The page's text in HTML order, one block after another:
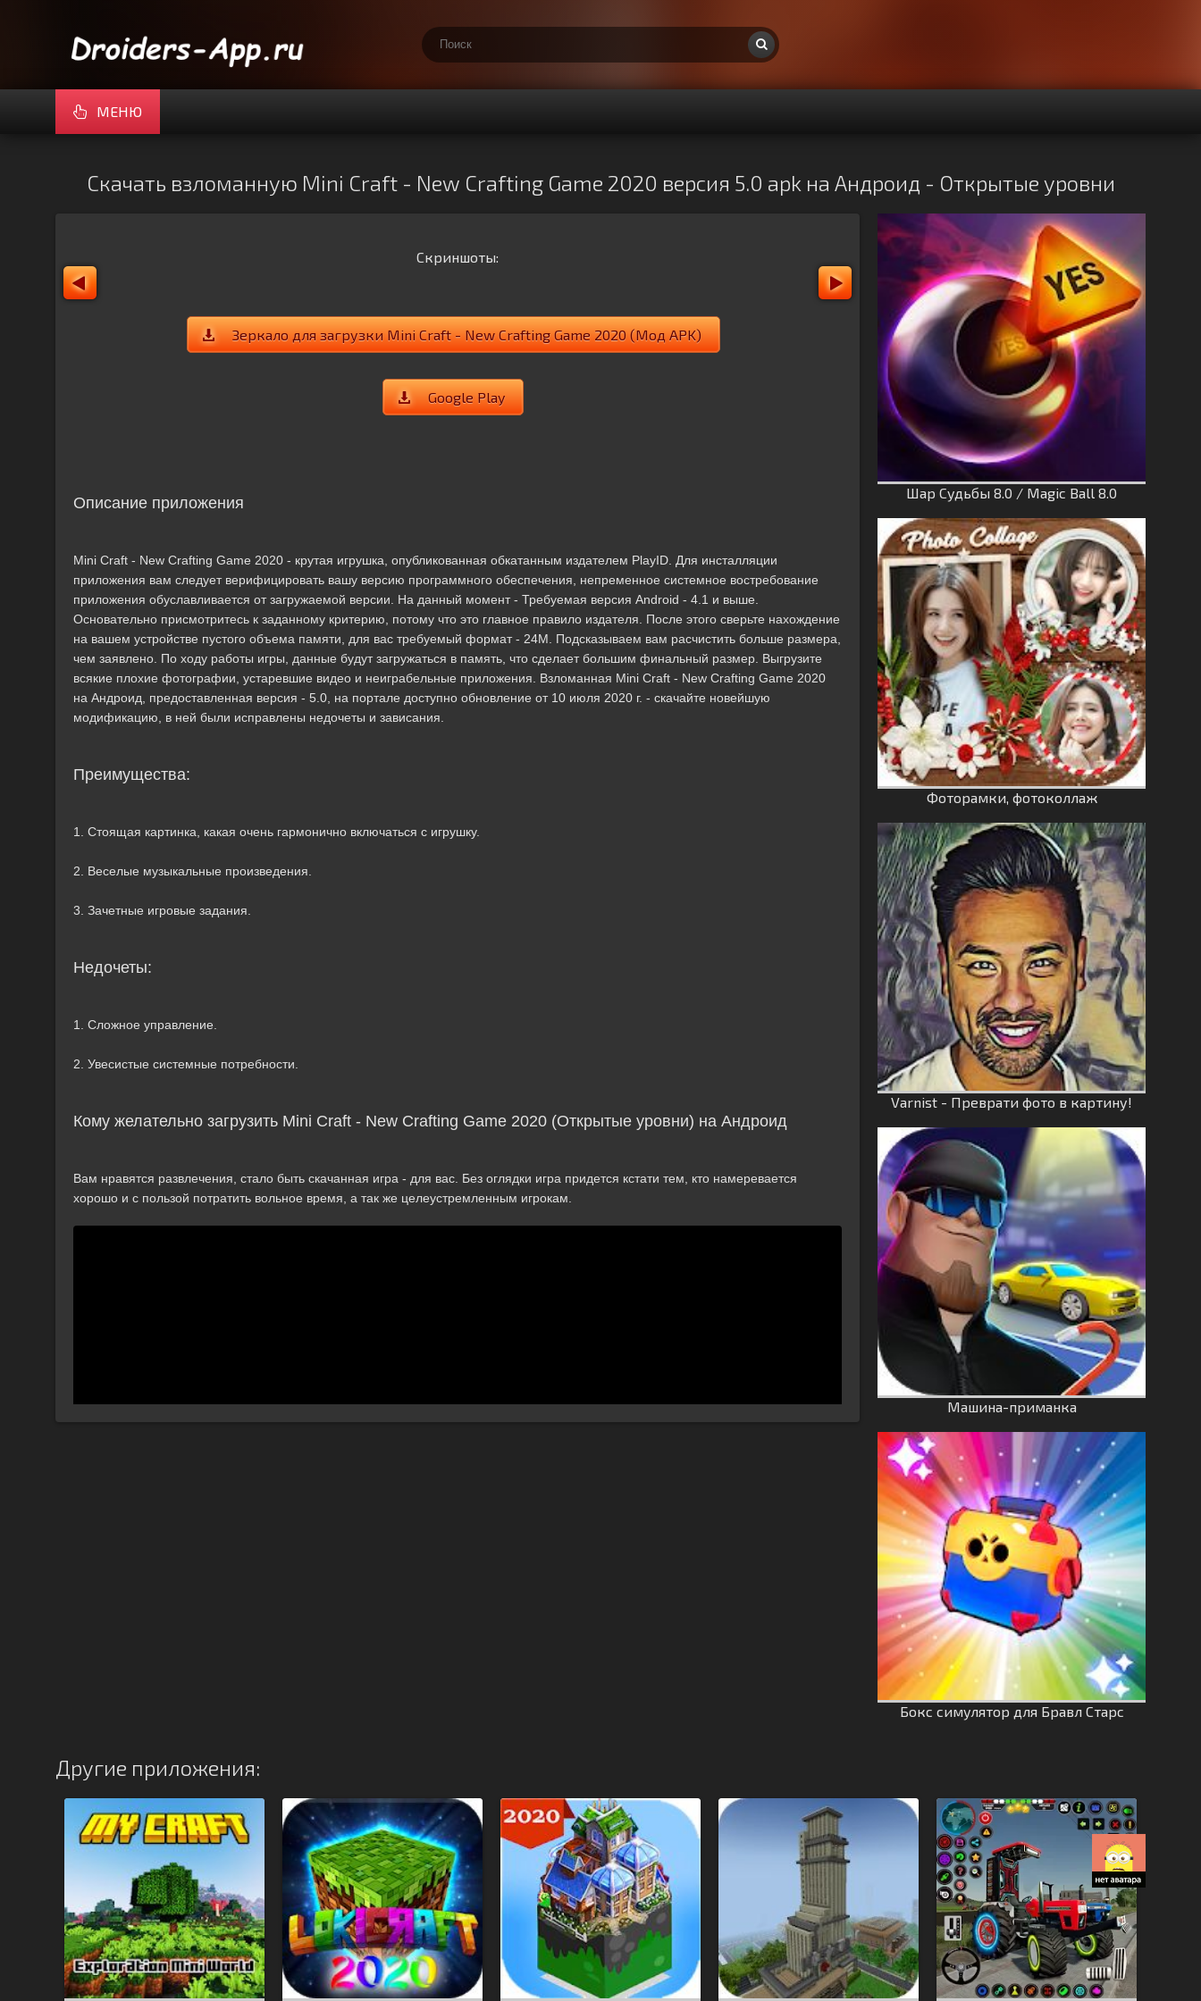
МЕНЮ
Скачать взломанную Mini Craft - New Crafting Game 2020 версия 5.0 apk на Андроид - Открытые уровни
Скриншоты:
Зеркало для загрузки Mini Craft - New Crafting Game 2020 (Мод APK)
Google Play
Описание приложения
Mini Craft - New Crafting Game 2020 - крутая игрушка, опубликованная обкатанным издателем PlayID. Для инсталляции
приложения вам следует верифицировать вашу версию программного обеспечения, непременное системное востребование
приложения обуславливается от загружаемой версии. На данный момент - Требуемая версия Android - 4.1 и выше.
Основательно присмотритесь к заданному критерию, потому что это главное правило издателя. После этого сверьте нахождение
на вашем устройстве пустого объема памяти, для вас требуемый формат - 24M. Подсказываем вам расчистить больше размера,
чем заявлено. По ходу работы игры, данные будут загружаться в память, что сделает большим финальный размер. Выгрузите
всякие плохие фотографии, устаревшие видео и неиграбельные приложения. Взломанная Mini Craft - New Crafting Game 2020
на Андроид, предоставленная версия - 5.0, на портале доступно обновление от 10 июля 2020 г. - скачайте новейшую
модификацию, в ней были исправлены недочеты и зависания.
Преимущества:
1. Стоящая картинка, какая очень гармонично включаться с игрушку.
2. Веселые музыкальные произведения.
3. Зачетные игровые задания.
Недочеты:
1. Сложное управление.
2. Увесистые системные потребности.
Кому желательно загрузить Mini Craft - New Crafting Game 2020 (Открытые уровни) на Андроид
Вам нравятся развлечения, стало быть скачанная игра - для вас. Без оглядки игра придется кстати тем, кто намеревается
хорошо и с пользой потратить вольное время, а так же целеустремленным игрокам.
Шар Судьбы 8.0 / Magic Ball 8.0
Фоторамки, фотоколлаж
Varnist - Преврати фото в картину!
Машина-приманка
Бокс симулятор для Бравл Старс
Другие приложения: